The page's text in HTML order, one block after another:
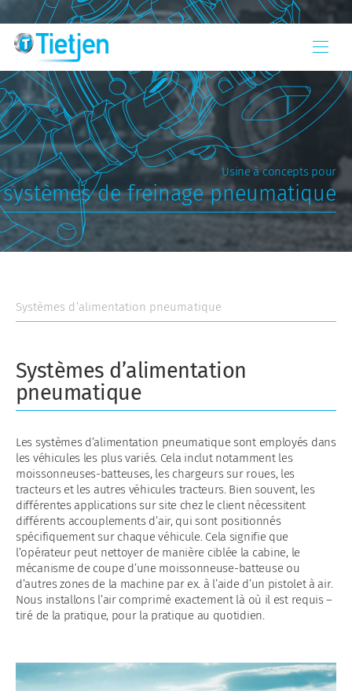
Usine à concepts pour
systèmes de freinage pneumatique
Systèmes d’alimentation pneumatique
Systèmes d’alimentation
pneumatique
Les systèmes d’alimentation pneumatique sont employés dans
les véhicules les plus variés. Cela inclut notamment les
moissonneuses-batteuses, les chargeurs sur roues, les
tracteurs et les autres véhicules tracteurs. Bien souvent, les
différentes applications sur site chez le client nécessitent
différents accouplements d’air, qui sont positionnés
spécifiquement sur chaque véhicule. Cela signifie que
l’opérateur peut nettoyer de manière ciblée la cabine, le
mécanisme de coupe d’une moissonneuse-batteuse ou
d’autres zones de la machine par ex. à l’aide d’un pistolet à air.
Nous installons l’air comprimé exactement là où il est requis –
tiré de la pratique, pour la pratique au quotidien.